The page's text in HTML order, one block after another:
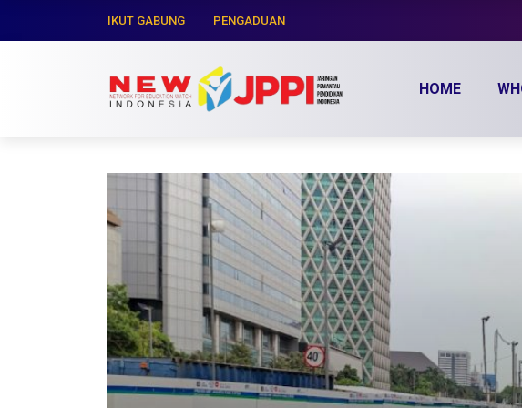
IKUT GABUNG PENGADUAN
HOME